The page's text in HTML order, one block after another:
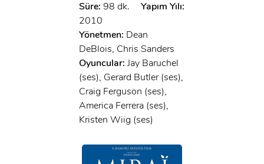
Süre: 98 dk.
Yapım Yılı:
2010
Yönetmen: Dean
DeBlois, Chris Sanders
Oyuncular: Jay Baruchel
(ses), Gerard Butler (ses),
Craig Ferguson (ses),
America Ferrera (ses),
Kristen Wiig (ses)